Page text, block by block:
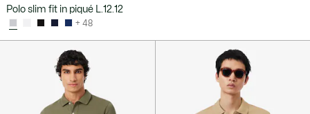
Polo slim fit in piqué L.12.12
+ 48